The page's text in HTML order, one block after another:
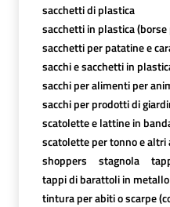
sacchetti di plastica
sacchetti in plastica (borse
sacchetti per patatine e
sacchi e sacchetti in
sacchi per alimenti per
sacchi per prodotti di
scatolette e lattine in
scatolette per tonno e altri
shoppers
stagnola
tappi di barattoli in metallo
tintura per abiti o scarpe